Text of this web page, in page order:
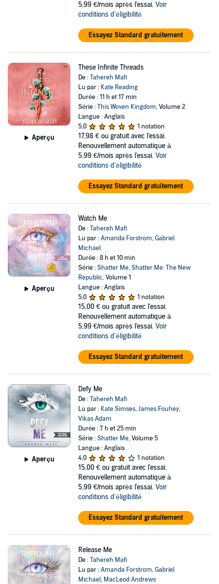
5,99 €/mois après l'essai. Voir
conditions d'éligibilité
Essayez Standard gratuitement
Aperçu
These Infinite Threads
De :Tahereh Mafi
Lu par : Kate Reading
Durée : 11 h et 17 min
Série :This Woven Kingdom, Volume 2
Langue : Anglais
5,0
1 notation
17,98 € ou gratuit avec l'essai.
Renouvellement automatique à
5,99 €/mois après l'essai. Voir
conditions d'éligibilité
Essayez Standard gratuitement
Aperçu
Watch Me
De :Tahereh Mafi
Lu par :Amanda Forstrom,Gabriel
Michael
Durée : 8 h et 10 min
Série :Shatter Me,Shatter Me: The New
Republic, Volume 1
Langue : Anglais
5,0
1 notation
15,00 € ou gratuit avec l'essai.
Renouvellement automatique à
5,99 €/mois après l'essai. Voir
conditions d'éligibilité
Essayez Standard gratuitement
Aperçu
Defy Me
De :Tahereh Mafi
Lu par : Kate Simses,James Fouhey,
Vikas Adam
Durée : 7 h et 25 min
Série :Shatter Me, Volume 5
Langue : Anglais
4,0
1 notation
15,00 € ou gratuit avec l'essai.
Renouvellement automatique à
5,99 €/mois après l'essai. Voir
conditions d'éligibilité
Essayez Standard gratuitement
Release Me
De :Tahereh Mafi
Lu par :Amanda Forstrom,Gabriel
Michael, MacLeod Andrews